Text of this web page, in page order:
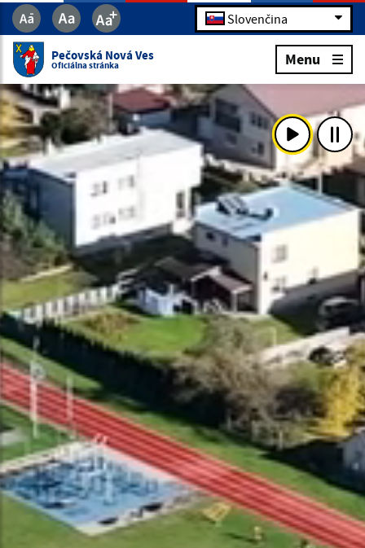
Slovenčina
Pečovská Nová Ves
Oficiálna stránka Menu